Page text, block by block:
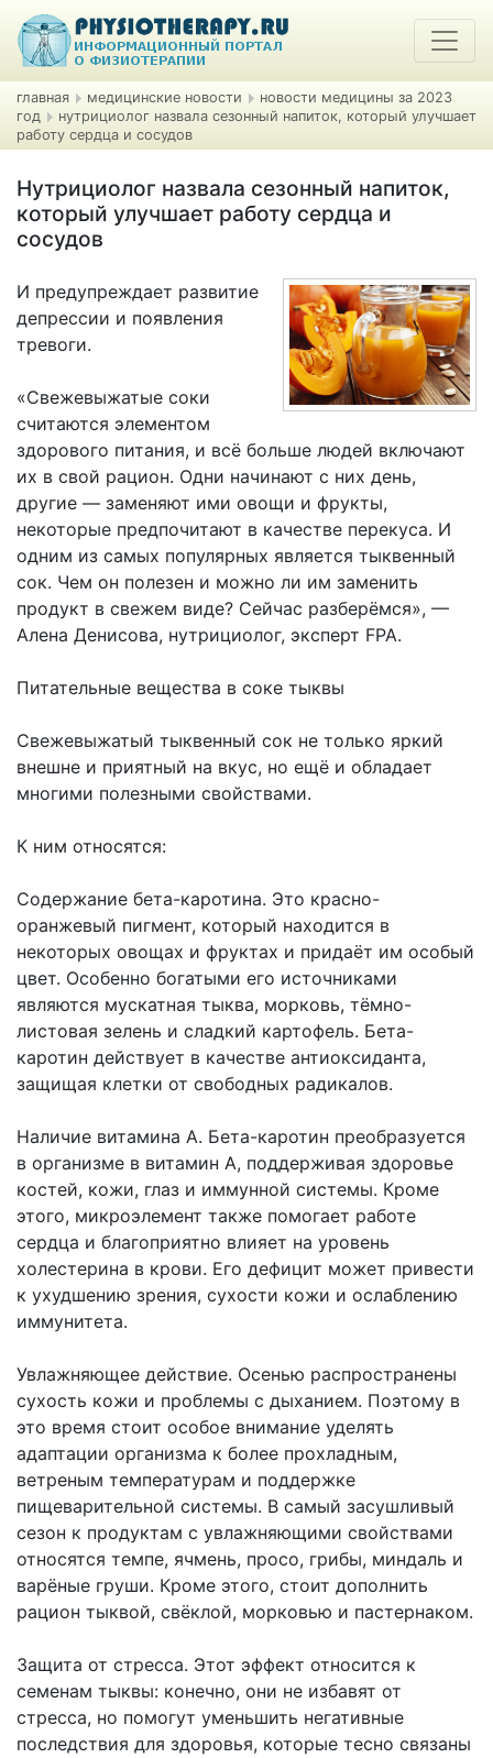
главная медицинские новости
новости медицины за 2023
год
нутрициолог назвала сезонный напиток, который улучшает
работу сердца и сосудов
Нутрициолог назвала сезонный напиток,
который улучшает работу сердца и
сосудов
И предупреждает развитие
депрессии и появления
тревоги.
«Свежевыжатые соки
считаются элементом
здорового питания, и всё больше людей включают
их в свой рацион. Одни начинают с них день,
другие — заменяют ими овощи и фрукты,
некоторые предпочитают в качестве перекуса. И
одним из самых популярных является тыквенный
сок. Чем он полезен и можно ли им заменить
продукт в свежем виде? Сейчас разберёмся», —
Алена Денисова, нутрициолог, эксперт FPA.
Питательные вещества в соке тыквы
Свежевыжатый тыквенный сок не только яркий
внешне и приятный на вкус, но ещё и обладает
многими полезными свойствами.
К ним относятся:
Содержание бета-каротина. Это красно-
оранжевый пигмент, который находится в
некоторых овощах и фруктах и придаёт им особый
цвет. Особенно богатыми его источниками
являются мускатная тыква, морковь, тёмно-
листовая зелень и сладкий картофель. Бета-
каротин действует в качестве антиоксиданта,
защищая клетки от свободных радикалов.
Наличие витамина А. Бета-каротин преобразуется
в организме в витамин А, поддерживая здоровье
костей, кожи, глаз и иммунной системы. Кроме
этого, микроэлемент также помогает работе
сердца и благоприятно влияет на уровень
холестерина в крови. Его дефицит может привести
к ухудшению зрения, сухости кожи и ослаблению
иммунитета.
Увлажняющее действие. Осенью распространены
сухость кожи и проблемы с дыханием. Поэтому в
это время стоит особое внимание уделять
адаптации организма к более прохладным,
ветреным температурам и поддержке
пищеварительной системы. В самый засушливый
сезон к продуктам с увлажняющими свойствами
относятся темпе, ячмень, просо, грибы, миндаль и
варёные груши. Кроме этого, стоит дополнить
рацион тыквой, свёклой, морковью и пастернаком.
Защита от стресса. Этот эффект относится к
семенам тыквы: конечно, они не избавят от
стресса, но помогут уменьшить негативные
последствия для здоровья, которые тесно связаны